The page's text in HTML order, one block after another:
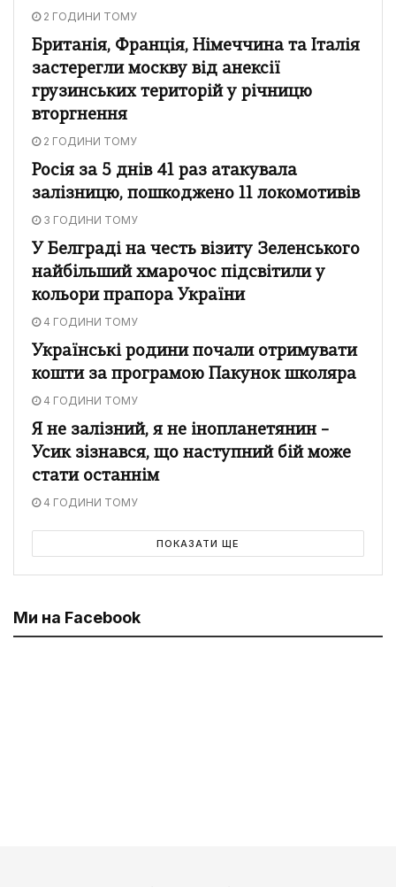
2 ГОДИНИ ТОМУ
Британія, Франція, Німеччина та Італія
застерегли москву від анексії
грузинських територій у річницю
вторгнення
2 ГОДИНИ ТОМУ
Росія за 5 днів 41 раз атакувала
залізницю, пошкоджено 11 локомотивів
3 ГОДИНИ ТОМУ
У Белграді на честь візиту Зеленського
найбільший хмарочос підсвітили у
кольори прапора України
4 ГОДИНИ ТОМУ
Українські родини почали отримувати
кошти за програмою Пакунок школяра
4 ГОДИНИ ТОМУ
Я не залізний, я не інопланетянин –
Усик зізнався, що наступний бій може
стати останнім
4 ГОДИНИ ТОМУ
ПОКАЗАТИ ЩЕ
Ми на Facebook